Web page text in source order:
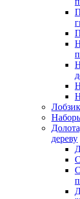
дереву